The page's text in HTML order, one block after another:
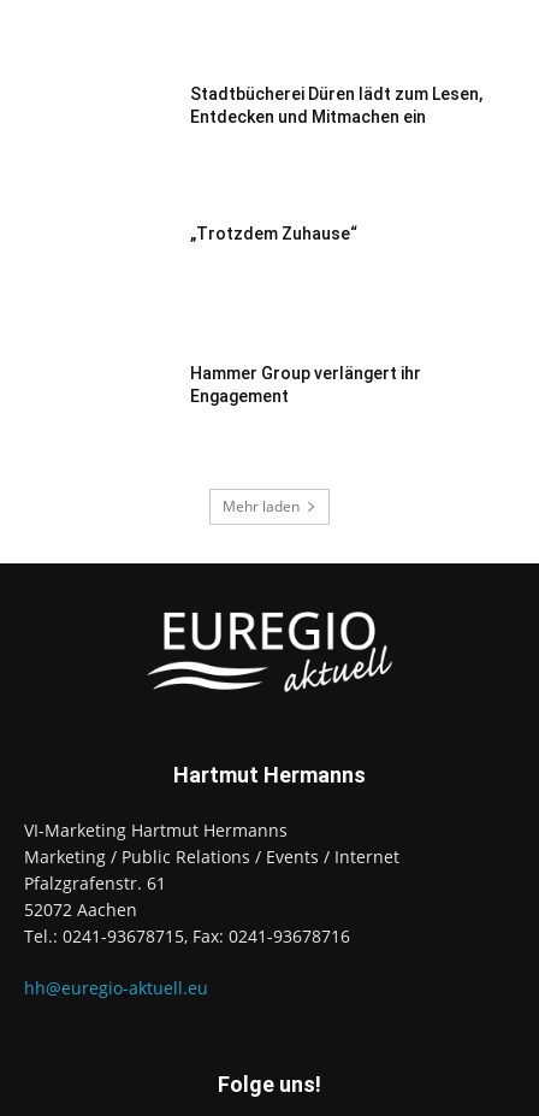
Stadtbücherei Düren lädt zum Lesen,
Entdecken und Mitmachen ein
„Trotzdem Zuhause“
Hammer Group verlängert ihr
Engagement
Mehr laden
Hartmut Hermanns
VI-Marketing Hartmut Hermanns
Marketing / Public Relations / Events / Internet
Pfalzgrafenstr. 61
52072 Aachen
Tel.: 0241-93678715, Fax: 0241-93678716
hh@euregio-aktuell.eu
Folge uns!